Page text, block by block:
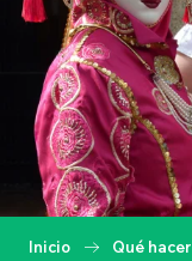
Inicio Qué hacer